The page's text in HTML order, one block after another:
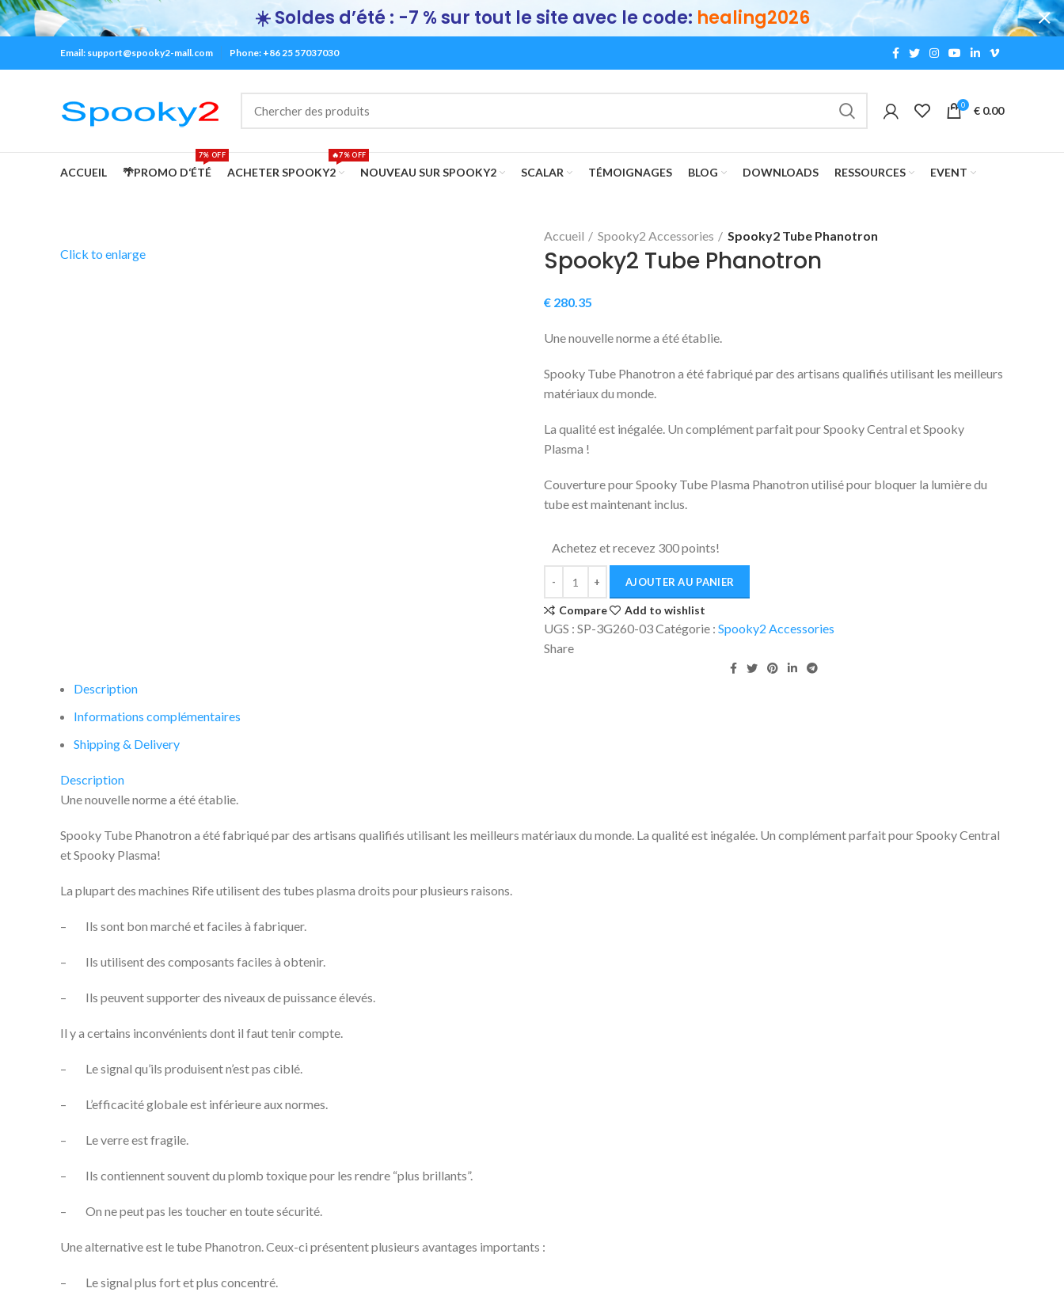
Email: support@spooky2-mall.com Phone: +86 25 57037030
0 € 0.00
ACCUEIL 🌴PROMO D‘ÉTÉ
7% OFF
ACHETER SPOOKY2
🔥7% OFF
NOUVEAU SUR SPOOKY2 SCALAR TÉMOIGNAGES BLOG DOWNLOADS RESSOURCES EVENT
Click to enlarge
Accueil Spooky2 Accessories Spooky2 Tube Phanotron
Spooky2 Tube Phanotron
€ 280.35
Une nouvelle norme a été établie.
Spooky Tube Phanotron a été fabriqué par des artisans qualifiés utilisant les meilleurs
matériaux du monde.
La qualité est inégalée. Un complément parfait pour Spooky Central et Spooky
Plasma !
Couverture pour Spooky Tube Plasma Phanotron utilisé pour bloquer la lumière du
tube est maintenant inclus.
Achetez et recevez 300 points!
AJOUTER AU PANIER
Compare Add to wishlist
UGS : SP-3G260-03Catégorie : Spooky2 Accessories
Share
Description
Informations complémentaires
Shipping & Delivery
Description
Une nouvelle norme a été établie.
Spooky Tube Phanotron a été fabriqué par des artisans qualifiés utilisant les meilleurs matériaux du monde. La qualité est inégalée. Un complément parfait pour Spooky Central
et Spooky Plasma!
La plupart des machines Rife utilisent des tubes plasma droits pour plusieurs raisons.
– Ils sont bon marché et faciles à fabriquer.
– Ils utilisent des composants faciles à obtenir.
– Ils peuvent supporter des niveaux de puissance élevés.
Il y a certains inconvénients dont il faut tenir compte.
– Le signal qu’ils produisent n’est pas ciblé.
– L’efficacité globale est inférieure aux normes.
– Le verre est fragile.
– Ils contiennent souvent du plomb toxique pour les rendre “plus brillants”.
– On ne peut pas les toucher en toute sécurité.
Une alternative est le tube Phanotron. Ceux-ci présentent plusieurs avantages importants :
– Le signal plus fort et plus concentré.
☀️ Soldes d’été : -7 % sur tout le site avec le code: healing2026